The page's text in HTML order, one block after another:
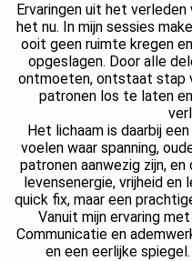
Ervaringen uit het
het nu. In mijn sessies
ooit geen ruimte kregen
opgeslagen. Door alle
ontmoeten, ontstaat stap
patronen los te laten
Het lichaam is daarbij
voelen waar spanning,
patronen aanwezig zijn,
levensenergie, vrijheid en
quick fix, maar een
Vanuit mijn ervaring
Communicatie en
en een eerlijke